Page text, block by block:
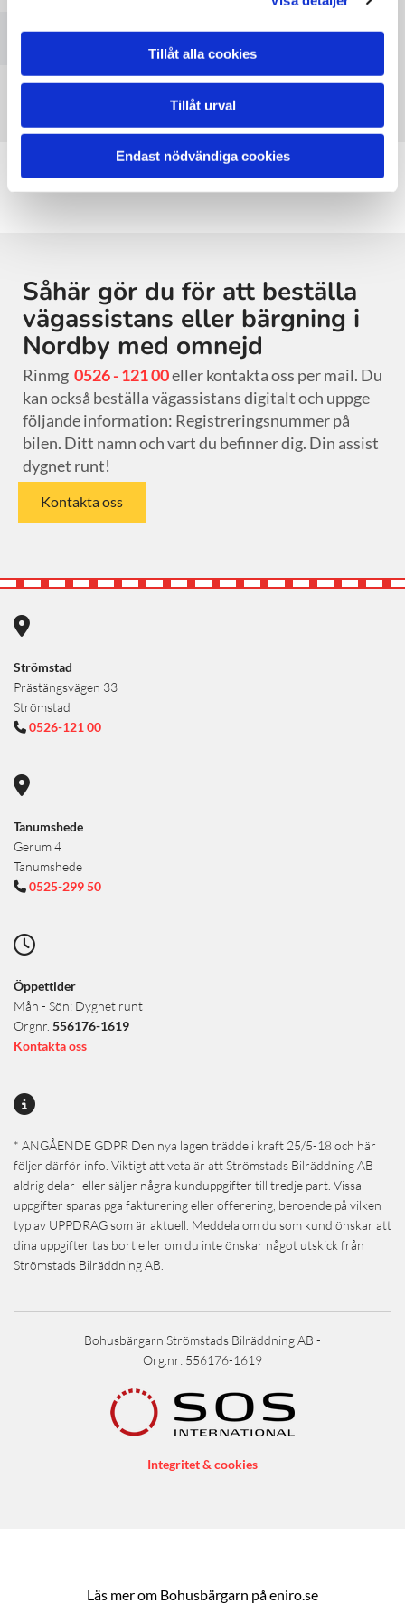
Tillåt alla cookies
Tillåt urval
Endast nödvändiga cookies
Såhär gör du för att beställa
vägassistans eller bärgning i
Nordby med omnejd
Rinmg 0526 - 121 00eller kontakta oss per mail. Du
kan också beställa vägassistans digitalt och uppge
följande information: Registreringsnummer på
bilen. Ditt namn och vart du befinner dig. Din assist
dygnet runt!
Kontakta oss

Strömstad
Prästängsvägen 33
Strömstad
 0526-121 00

Tanumshede
Gerum 4
Tanumshede
 0525-299 50

Öppettider
Mån - Sön: Dygnet runt
Orgnr. 556176-1619
Kontakta oss

* ANGÅENDE GDPR Den nya lagen trädde i kraft 25/5-18 och här
följer därför info. Viktigt att veta är att Strömstads Bilräddning AB
aldrig delar- eller säljer några kunduppgifter till tredje part. Vissa
uppgifter sparas pga fakturering eller offerering, beroende på vilken
typ av UPPDRAG som är aktuell. Meddela om du som kund önskar att
dina uppgifter tas bort eller om du inte önskar något utskick från
Strömstads Bilräddning AB.
Bohusbärgarn Strömstads Bilräddning AB -
Org.nr: 556176-1619
Integritet & cookies
Läs mer om Bohusbärgarn på eniro.se